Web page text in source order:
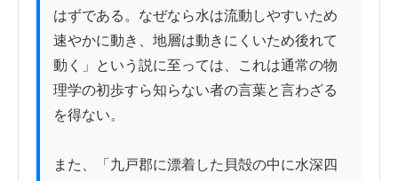
はずである。なぜなら水は流動しやすいため
速やかに動き、地層は動きにくいため後れて
動く」という説に至っては、これは通常の物
理学の初歩すら知らない者の言葉と言わざる
を得ない。
また、「九戸郡に漂着した貝殻の中に水深四